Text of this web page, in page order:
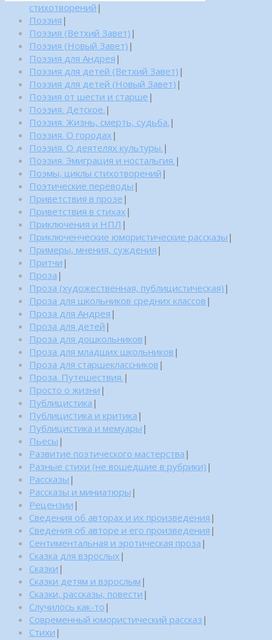
стихотворений |
Поэзия |
Поэзия (Ветхий Завет) |
Поэзия (Новый Завет) |
Поэзия для Андрея |
Поэзия для детей (Ветхий Завет) |
Поэзия для детей (Новый Завет) |
Поэзия от шести и старше |
Поэзия. Детское. |
Поэзия. Жизнь, смерть, судьба. |
Поэзия. О городах |
Поэзия. О деятелях культуры. |
Поэзия. Эмиграция и ностальгия. |
Поэмы, циклы стихотворений |
Поэтические переводы |
Приветствия в прозе |
Приветствия в стихах |
Приключения и НПЛ |
Приключенческие юмористические рассказы |
Примеры, мнения, суждения |
Притчи |
Проза |
Проза (художественная, публицистическая) |
Проза для школьников средних классов |
Проза для Андрея |
Проза для детей |
Проза для дошкольников |
Проза для младших школьников |
Проза для старшеклассников |
Проза. Путешествия. |
Просто о жизни |
Публицистика |
Публицистика и критика |
Публицистика и мемуары |
Пьесы |
Развитие поэтического мастерства |
Разные стихи (не вошедшие в рубрики) |
Рассказы |
Рассказы и миниатюры |
Рецензии |
Сведения об авторах и их произведения |
Сведения об авторе и его произведения |
Сентиментальная и эротическая проза |
Сказка для взрослых |
Сказки |
Сказки детям и взрослым |
Сказки, рассказы, повести |
Случилось как-то |
Современный юмористический рассказ |
Стихи |